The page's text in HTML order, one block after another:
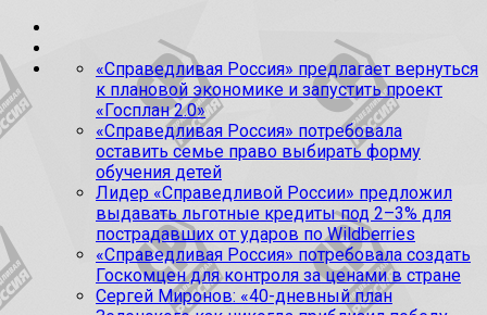
«Справедливая Россия» предлагает вернуться
к плановой экономике и запустить проект
«Госплан 2.0»
«Справедливая Россия» потребовала
оставить семье право выбирать форму
обучения детей
Лидер «Справедливой России» предложил
выдавать льготные кредиты под 2–3% для
пострадавших от ударов по Wildberries
«Справедливая Россия» потребовала создать
Госкомцен для контроля за ценами в стране
Сергей Миронов: «40-дневный план